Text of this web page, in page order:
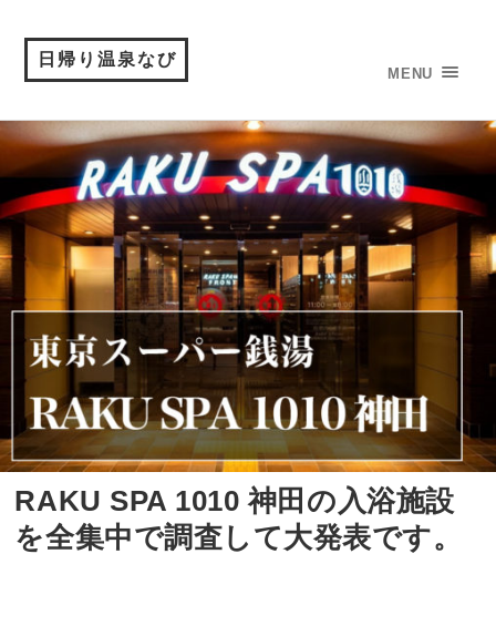
日帰り温泉なび
MENU
RAKU SPA 1010 神田の入浴施設
を全集中で調査して大発表です。